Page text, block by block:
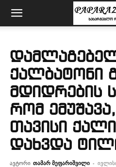
ქალბატონი
მდიდრების
რომ
თავისი
დახვდა
ავტორი თამარ მეფარიშვილი -